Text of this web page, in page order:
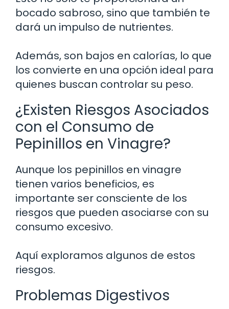
bocado sabroso, sino que también te
dará un impulso de nutrientes.
Además, son bajos en calorías, lo que
los convierte en una opción ideal para
quienes buscan controlar su peso.
¿Existen Riesgos Asociados
con el Consumo de
Pepinillos en Vinagre?
Aunque los pepinillos en vinagre
tienen varios beneficios, es
importante ser consciente de los
riesgos que pueden asociarse con su
consumo excesivo.
Aquí exploramos algunos de estos
riesgos.
Problemas Digestivos